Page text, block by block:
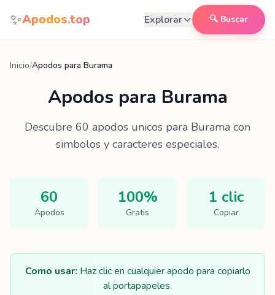
Saltar al contenido
✨Apodos.top Explorar 🔍 Buscar
Inicio/Apodos para Burama
Apodos para Burama
Descubre 60 apodos unicos para Burama con
simbolos y caracteres especiales.
60
Apodos
100%
Gratis
1 clic
Copiar
Como usar: Haz clic en cualquier apodo para copiarlo
al portapapeles.